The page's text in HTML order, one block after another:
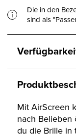
Die in den
sind als
Mit AirScreen
nach Belieben
du die Brille in